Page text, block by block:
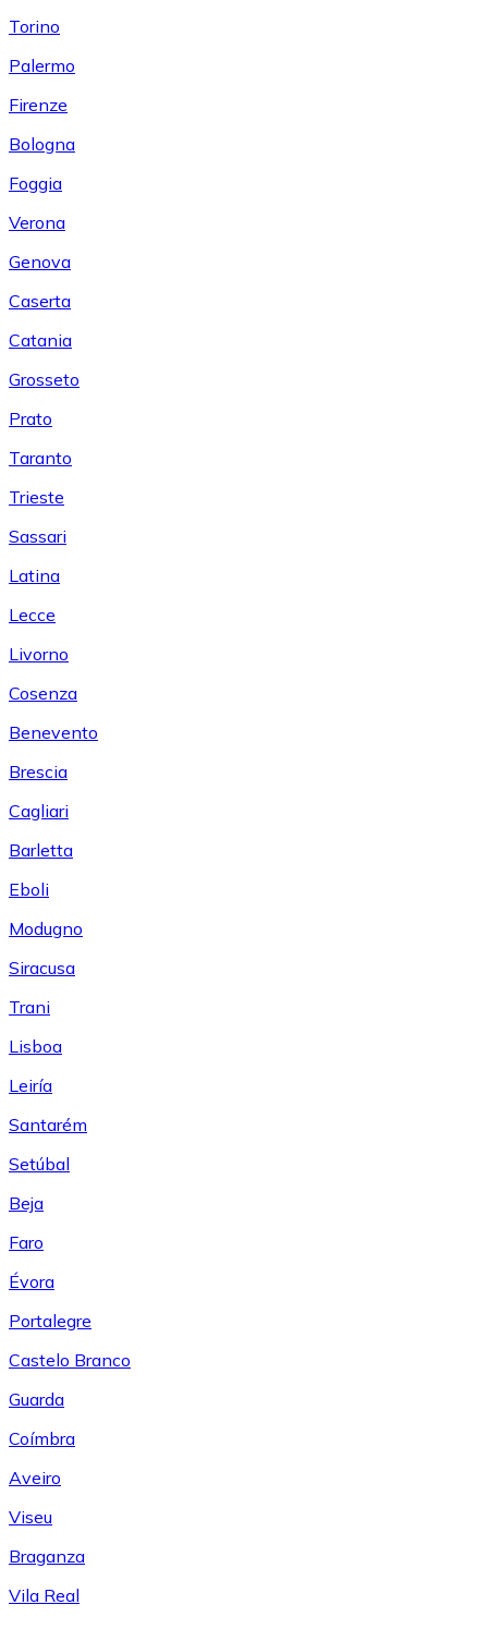
Torino
Palermo
Firenze
Bologna
Foggia
Verona
Genova
Caserta
Catania
Grosseto
Prato
Taranto
Trieste
Sassari
Latina
Lecce
Livorno
Cosenza
Benevento
Brescia
Cagliari
Barletta
Eboli
Modugno
Siracusa
Trani
Lisboa
Leiría
Santarém
Setúbal
Beja
Faro
Évora
Portalegre
Castelo Branco
Guarda
Coímbra
Aveiro
Viseu
Braganza
Vila Real